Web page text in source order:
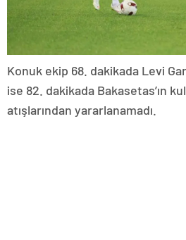
Konuk ekip 68. dakikada Levi
ise 82. dakikada Bakasetas’ın
atışlarından yararlanamadı.